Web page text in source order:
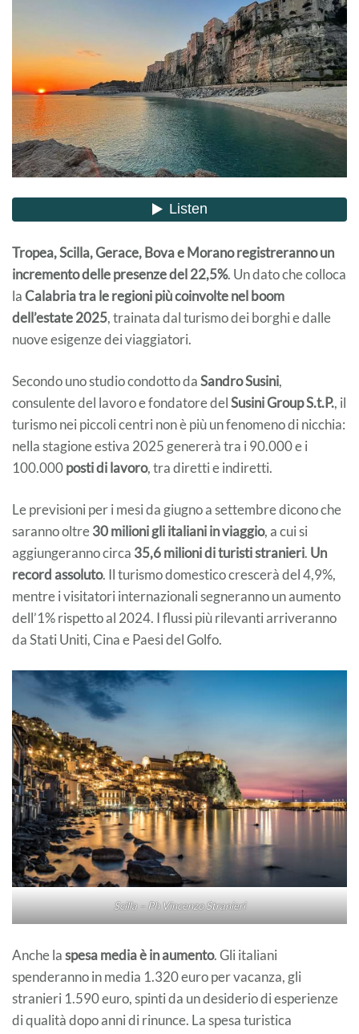
Tropea, Scilla, Gerace, Bova e Morano registreranno un
incremento delle presenze del 22,5%. Un dato che colloca
laCalabria tra le regioni più coinvolte nel boom
dell’estate 2025, trainata dal turismo dei borghi e dalle
nuove esigenze dei viaggiatori.
Secondo uno studio condotto daSandro Susini,
consulente del lavoro e fondatore delSusini Group S.t.P., il
turismo nei piccoli centri non è più un fenomeno di nicchia:
nella stagione estiva 2025 genererà tra i 90.000 e i
100.000posti di lavoro, tra diretti e indiretti.
Le previsioni per i mesi da giugno a settembre dicono che
saranno oltre30 milioni gli italiani in viaggio, a cui si
aggiungeranno circa 35,6 milioni di turisti stranieri. Un
record assoluto. Il turismo domestico crescerà del 4,9%,
mentre i visitatori internazionali segneranno un aumento
dell’1% rispetto al 2024. I flussi più rilevanti arriveranno
da Stati Uniti, Cina e Paesi del Golfo.
Scilla – Ph Vincenzo Stranieri
Anche laspesa media è in aumento. Gli italiani
spenderanno in media 1.320 euro per vacanza, gli
stranieri 1.590 euro, spinti da un desiderio di esperienze
di qualità dopo anni di rinunce. La spesa turistica